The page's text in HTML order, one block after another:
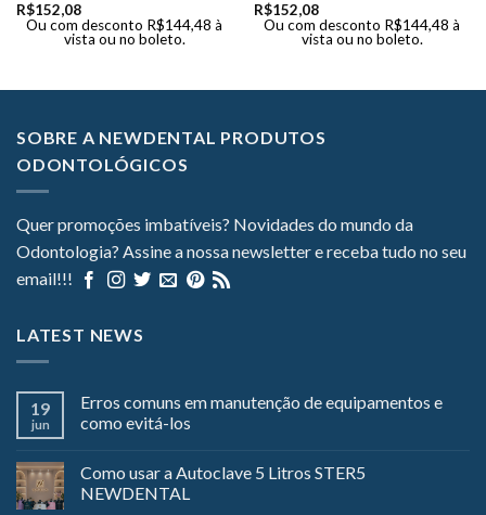
R$152,08
Ou com desconto R$144,48 à
vista ou no boleto.
R$152,08
Ou com desconto R$144,48 à
vista ou no boleto.
SOBRE A NEWDENTAL PRODUTOS
ODONTOLÓGICOS
Quer promoções imbatíveis? Novidades do mundo da
Odontologia? Assine a nossa newsletter e receba tudo no seu
email!!!
LATEST NEWS
19
jun
Erros comuns em manutenção de equipamentos e
como evitá-los
Como usar a Autoclave 5 Litros STER5
NEWDENTAL